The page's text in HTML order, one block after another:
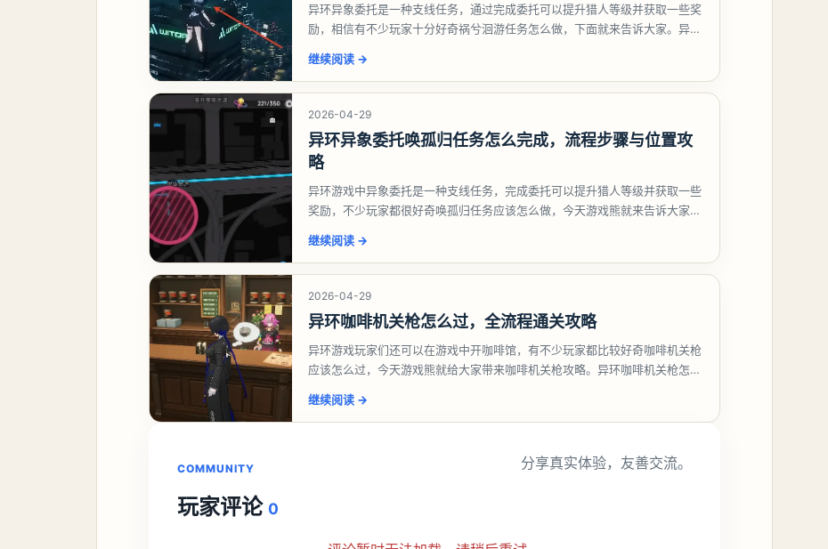
异环异象委托是一种支线任务，通过完成委托可以提升猎人等级并获取一些奖
励，相信有不少玩家十分好奇祸兮洄游任务怎么做，下面就来告诉大家。异环
继续阅读 →
2026-04-29
异环异象委托唤孤归任务怎么完成，流程步骤与位置攻
略
异环游戏中异象委托是一种支线任务，完成委托可以提升猎人等级并获取一些
奖励，不少玩家都很好奇唤孤归任务应该怎么做，今天游戏熊就来告诉大家。
继续阅读 →
2026-04-29
异环咖啡机关枪怎么过，全流程通关攻略
异环游戏玩家们还可以在游戏中开咖啡馆，有不少玩家都比较好奇咖啡机关枪
应该怎么过，今天游戏熊就给大家带来咖啡机关枪攻略。异环咖啡机关枪怎么
继续阅读 →
COMMUNITY
玩家评论 0
分享真实体验，友善交流。